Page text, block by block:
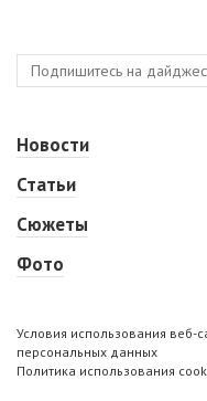
Новости
Статьи
Сюжеты
Фото
Условия использования веб-
персональных данных
Политика использования